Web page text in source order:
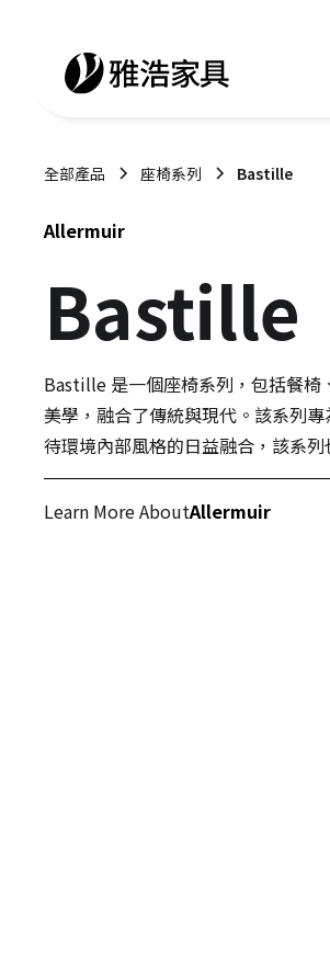
全部產品 座椅系列 Bastille
Allermuir
Bastille
Bastille 是一個座椅系列，包括餐椅
美學，融合了傳統與現代。該系列
待環境內部風格的日益融合，該系列
Learn More AboutAllermuir